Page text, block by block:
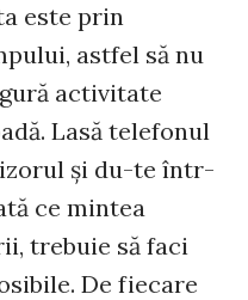
este prin
astfel să nu
activitate
Lasă telefonul
şi du-te într-
ce mintea
trebuie să faci
De fiecare